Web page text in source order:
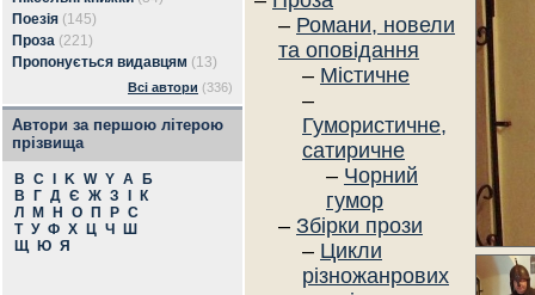
Поезія (145)
Проза (221)
Пропонується видавцям (13)
Всі автори (336)
Автори за першою літерою
прізвища
B C K W Y А
Б
В
Г Д Є Ж З
К
Л
М Н О П Р С
Т У Ф Х Ц Ч
Ш
Щ
Ю Я
– Романи, новели
та оповідання
– Містичне
–
Гумористичне,
сатиричне
– Чорний
гумор
– Збірки прози
– Цикли
різножанрових